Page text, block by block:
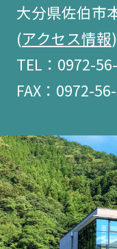
大分県佐伯市
(アクセス情報)
TEL：0972-
FAX：0972-